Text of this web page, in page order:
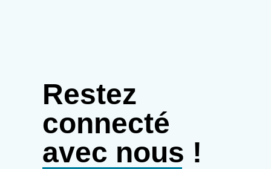
Restez
connecté
avec nous !